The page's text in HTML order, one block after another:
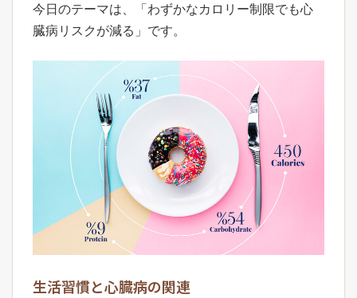
今日のテーマは、「わずかなカロリー制限でも心
臓病リスクが減る」です。
生活習慣と心臓病の関連